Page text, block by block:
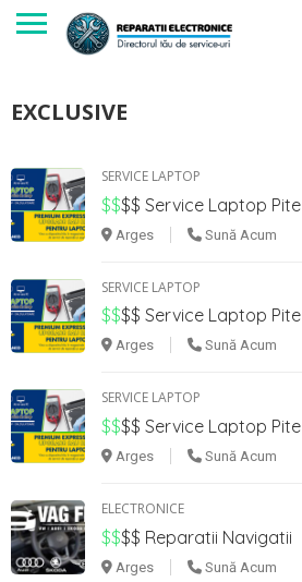
EXCLUSIVE
SERVICE LAPTOP
$$$$ Service Laptop Pite
Arges Sună Acum
SERVICE LAPTOP
$$$$ Service Laptop Pite
Arges Sună Acum
SERVICE LAPTOP
$$$$ Service Laptop Pite
Arges Sună Acum
ELECTRONICE
$$$$ Reparatii Navigatii
Arges Sună Acum